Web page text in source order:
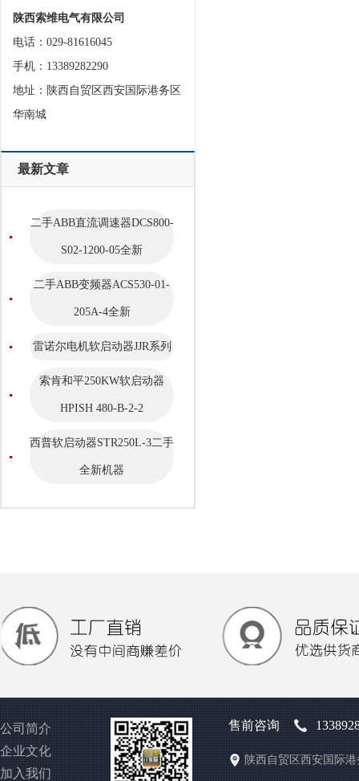
陕西索维电气有限公司
电话：029-81616045
手机：13389282290
地址：陕西自贸区西安国际港务区
华南城
最新文章
二手ABB直流调速器DCS800-
S02-1200-05全新
二手ABB变频器ACS530-01-
205A-4全新
雷诺尔电机软启动器JJR系列
索肯和平250KW软启动器
HPISH 480-B-2-2
西普软启动器STR250L-3二手
全新机器
公司简介
企业文化
加入我们
售前咨询
陕西自贸区西安国际